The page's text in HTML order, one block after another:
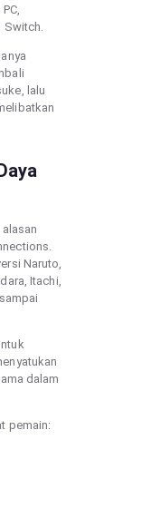
lalu
Naruto,
Itachi,
dalam
pemain: